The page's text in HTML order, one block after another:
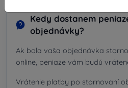
Kedy dostanem
objednávky?
Ak bola vaša objednávka
online, peniaze vám budú
Vrátenie platby po stornovaní